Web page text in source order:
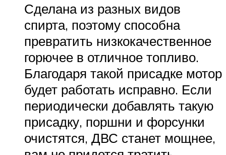
Сделана из разных видов
спирта, поэтому способна
превратить низкокачественное
горючее в отличное топливо.
Благодаря такой присадке мотор
будет работать исправно. Если
периодически добавлять такую
присадку, поршни и форсунки
очистятся, ДВС станет мощнее,